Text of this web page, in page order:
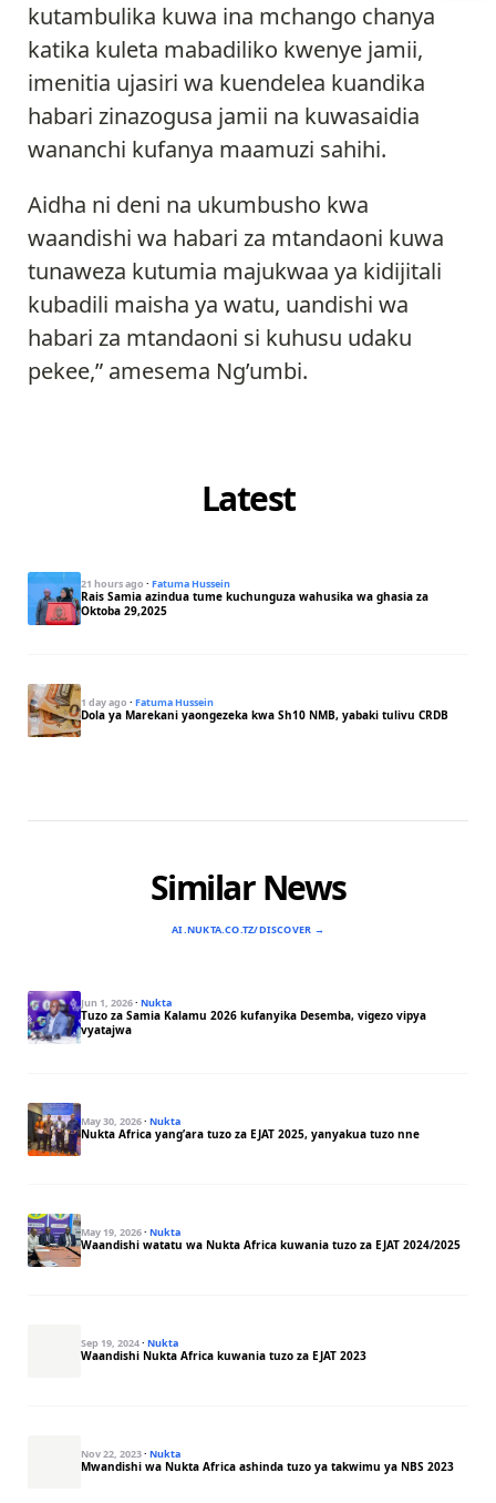
kutambulika kuwa ina mchango chanya
katika kuleta mabadiliko kwenye jamii,
imenitia ujasiri wa kuendelea kuandika
habari zinazogusa jamii na kuwasaidia
wananchi kufanya maamuzi sahihi.
Aidha ni deni na ukumbusho kwa
waandishi wa habari za mtandaoni kuwa
tunaweza kutumia majukwaa ya kidijitali
kubadili maisha ya watu, uandishi wa
habari za mtandaoni si kuhusu udaku
pekee,” amesema Ng’umbi.
Latest
21 hours ago · Fatuma Hussein
Rais Samia azindua tume kuchunguza wahusika wa ghasia za
Oktoba 29,2025
1 day ago · Fatuma Hussein
Dola ya Marekani yaongezeka kwa Sh10 NMB, yabaki tulivu CRDB
Similar News
AI.NUKTA.CO.TZ/DISCOVER →
Jun 1, 2026· Nukta
Tuzo za Samia Kalamu 2026 kufanyika Desemba, vigezo vipya
vyatajwa
May 30, 2026· Nukta
Nukta Africa yang’ara tuzo za EJAT 2025, yanyakua tuzo nne
May 19, 2026· Nukta
Waandishi watatu wa Nukta Africa kuwania tuzo za EJAT 2024/2025
Sep 19, 2024· Nukta
Waandishi Nukta Africa kuwania tuzo za EJAT 2023
Nov 22, 2023· Nukta
Mwandishi wa Nukta Africa ashinda tuzo ya takwimu ya NBS 2023